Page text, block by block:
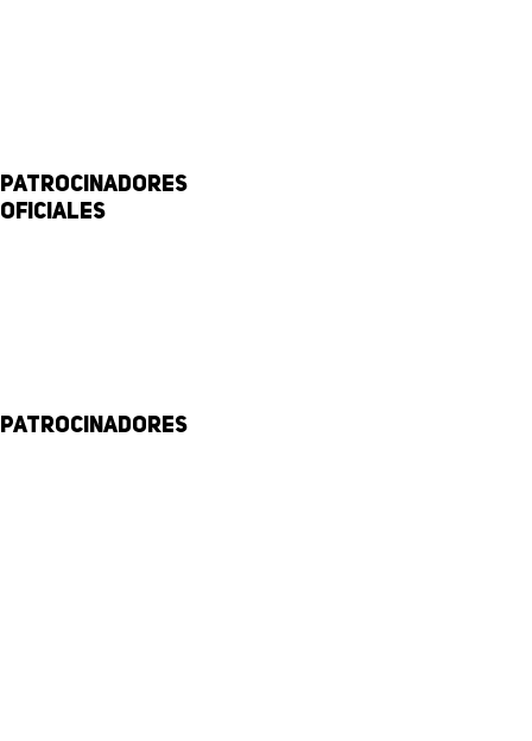
Patrocinadores
Oficiales
Patrocinadores